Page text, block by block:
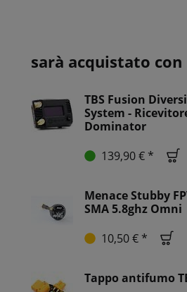
sarà acquistato con
TBS Fusion
System -
Dominator
139,90 € *
Menace Stubby
SMA 5.8ghz Omni
10,50 € *
Tappo antifumo